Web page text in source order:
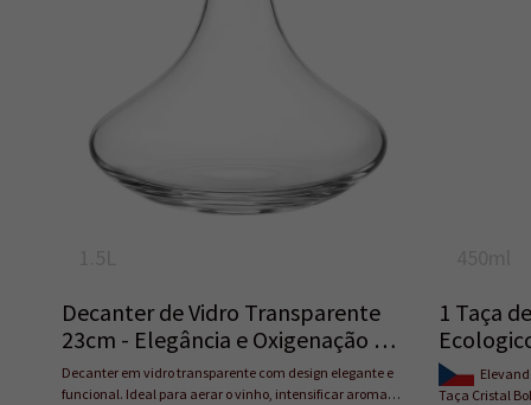
Decanter de Vidro Transparente
23cm - Elegância e Oxigenação do
V
Decanter em vidro transparente com design elegante e
funcional. Ideal para aerar o vinho, intensificar aromas
1 Taça
Taça Cristal